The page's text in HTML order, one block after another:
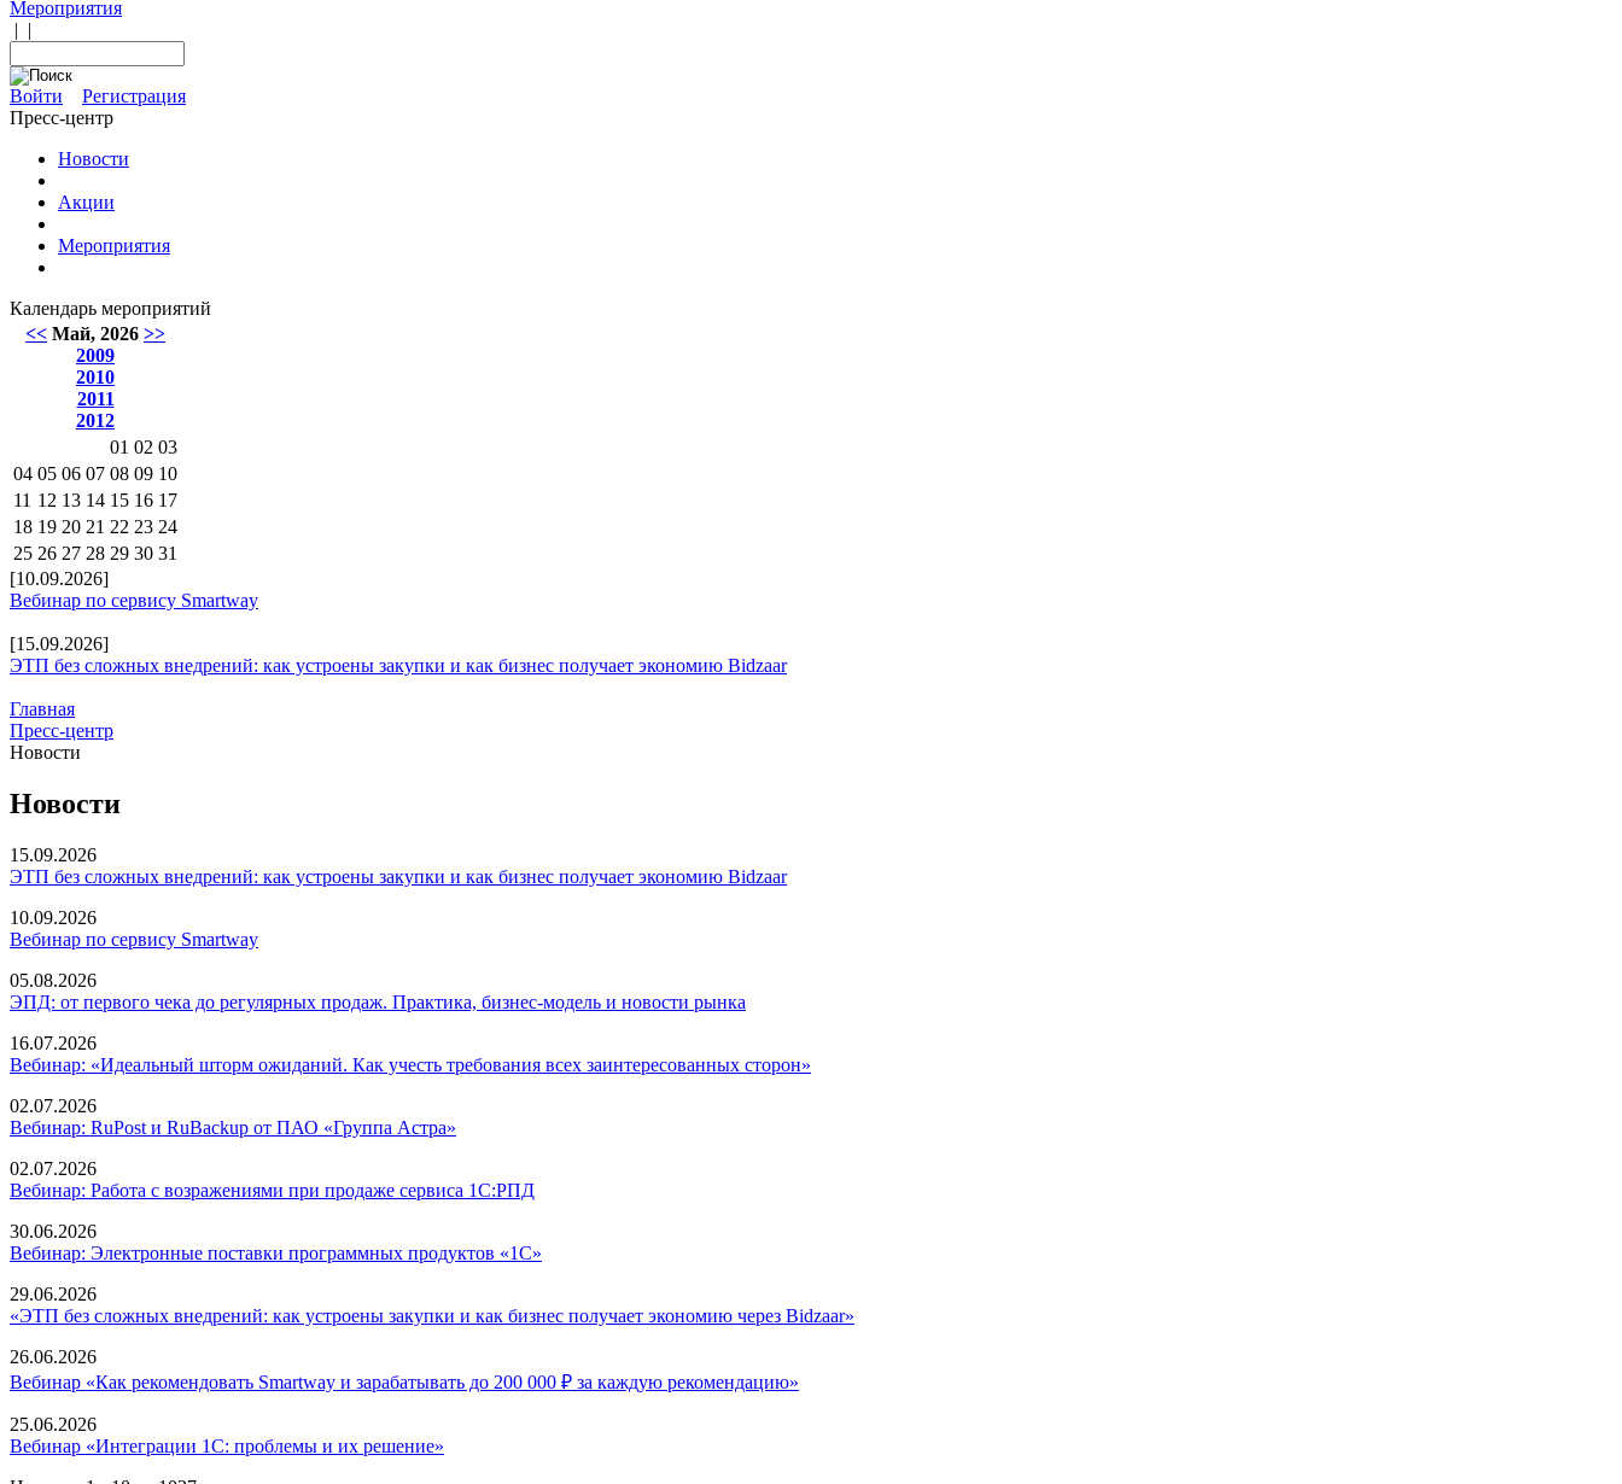
Мероприятия
| |
Войти
Регистрация
Пресс-центр
Новости
Акции
Мероприятия
Календарь мероприятий
<< Май, 2026 >>
2009
2010
2011
2012
01 02 03
04 05 06 07 08 09 10
11 12 13 14 15 16 17
18 19 20 21 22 23 24
25 26 27 28 29 30 31
[10.09.2026]
Вебинар по сервису Smartway
[15.09.2026]
ЭТП без сложных внедрений: как устроены закупки и как бизнес получает экономию Bidzaar
Главная
Пресс-центр
Новости
Новости
15.09.2026
ЭТП без сложных внедрений: как устроены закупки и как бизнес получает экономию Bidzaar
10.09.2026
Вебинар по сервису Smartway
05.08.2026
ЭПД: от первого чека до регулярных продаж. Практика, бизнес-модель и новости рынка
16.07.2026
Вебинар: «Идеальный шторм ожиданий. Как учесть требования всех заинтересованных сторон»
02.07.2026
Вебинар: RuPost и RuBackup от ПАО «Группа Астра»
02.07.2026
Вебинар: Работа с возражениями при продаже сервиса 1С:РПД
30.06.2026
Вебинар: Электронные поставки программных продуктов «1С»
29.06.2026
«ЭТП без сложных внедрений: как устроены закупки и как бизнес получает экономию через Bidzaar»
26.06.2026
Вебинар «Как рекомендовать Smartway и зарабатывать до 200 000 ₽ за каждую рекомендацию»
25.06.2026
Вебинар «Интеграции 1С: проблемы и их решение»